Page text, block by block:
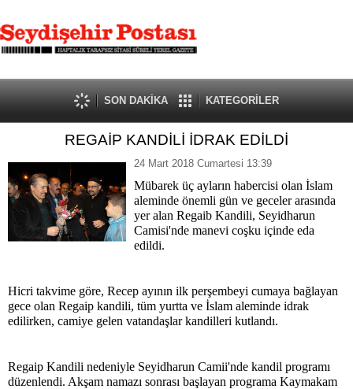
SON DAKİKA KATEGORİLER
REGAİP KANDİLİ İDRAK EDİLDİ
24 Mart 2018 Cumartesi 13:39
Mübarek üç ayların habercisi olan İslam
aleminde önemli gün ve geceler arasında
yer alan Regaib Kandili, Seyidharun
Camisi'nde manevi coşku içinde eda
edildi.
Hicri takvime göre, Recep ayının ilk perşembeyi cumaya bağlayan
gece olan Regaip kandili, tüm yurtta ve İslam aleminde idrak
edilirken, camiye gelen vatandaşlar kandilleri kutlandı.
Regaip Kandili nedeniyle Seyidharun Camii'nde kandil programı
düzenlendi. Akşam namazı sonrası başlayan programa Kaymakam